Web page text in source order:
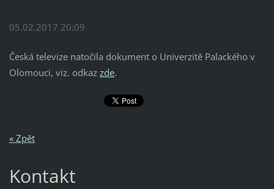
05.02.2017 20:09
Česká televize natočila dokument o Univerzitě Palackého v
Olomouci, viz. odkaz zde.
« Zpět
Kontakt